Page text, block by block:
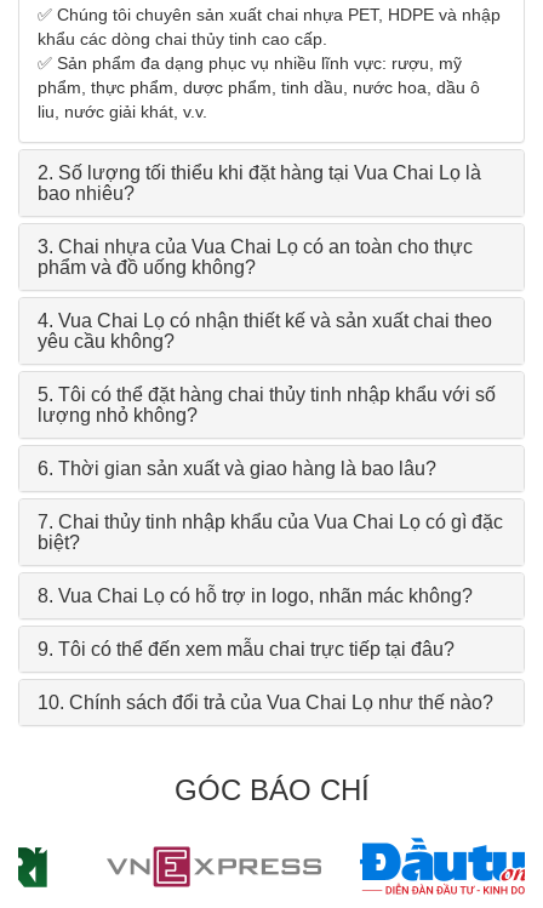
✅ Chúng tôi chuyên sản xuất chai nhựa PET, HDPE và nhập
khẩu các dòng chai thủy tinh cao cấp.
✅ Sản phẩm đa dạng phục vụ nhiều lĩnh vực: rượu, mỹ
phẩm, thực phẩm, dược phẩm, tinh dầu, nước hoa, dầu ô
liu, nước giải khát, v.v.
2. Số lượng tối thiểu khi đặt hàng tại Vua Chai Lọ là
bao nhiêu?
3. Chai nhựa của Vua Chai Lọ có an toàn cho thực
phẩm và đồ uống không?
4. Vua Chai Lọ có nhận thiết kế và sản xuất chai theo
yêu cầu không?
5. Tôi có thể đặt hàng chai thủy tinh nhập khẩu với số
lượng nhỏ không?
6. Thời gian sản xuất và giao hàng là bao lâu?
7. Chai thủy tinh nhập khẩu của Vua Chai Lọ có gì đặc
biệt?
8. Vua Chai Lọ có hỗ trợ in logo, nhãn mác không?
9. Tôi có thể đến xem mẫu chai trực tiếp tại đâu?
10. Chính sách đổi trả của Vua Chai Lọ như thế nào?
GÓC BÁO CHÍ